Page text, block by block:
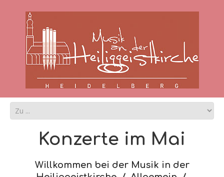
Konzerte im Mai
Willkommen bei der Musik in der